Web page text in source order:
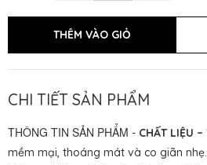
CHI TIẾT SẢN PHẨM
THÔNG TIN SẢN PHẨM - CHẤT LIỆU –
mềm mại, thoáng mát và co giãn